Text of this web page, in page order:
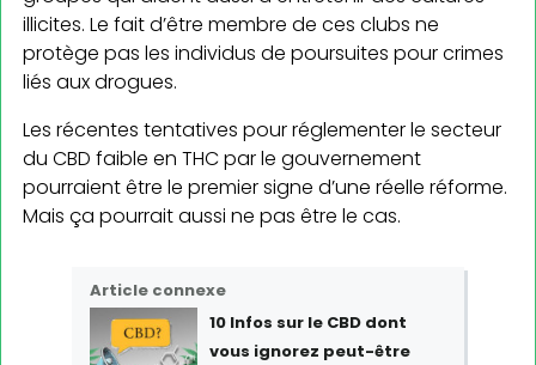
illicites. Le fait d’être membre de ces clubs ne
protège pas les individus de poursuites pour crimes
liés aux drogues.
Les récentes tentatives pour réglementer le secteur
du CBD faible en THC par le gouvernement
pourraient être le premier signe d’une réelle réforme.
Mais ça pourrait aussi ne pas être le cas.
Article connexe
10 Infos sur le CBD dont
vous ignorez peut-être